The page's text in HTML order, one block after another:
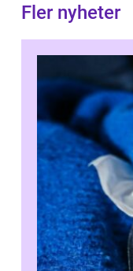
Fler nyheter